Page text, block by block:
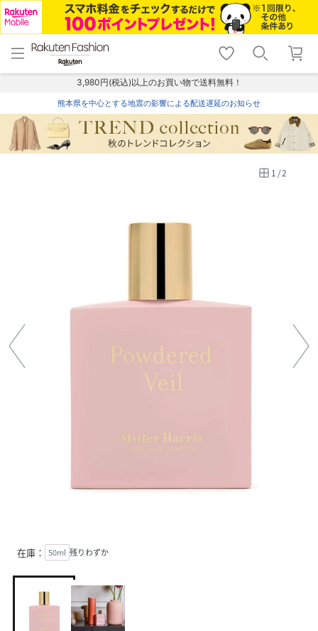
menu home
トップ
shopping_cart lock_outline
ログイン
3,980円(税込)以上のお買い物で送料無料！
熊本県を中心とする地震の影響による配送遅延のお知らせ
1 /2
在庫： 50ml 残りわずか